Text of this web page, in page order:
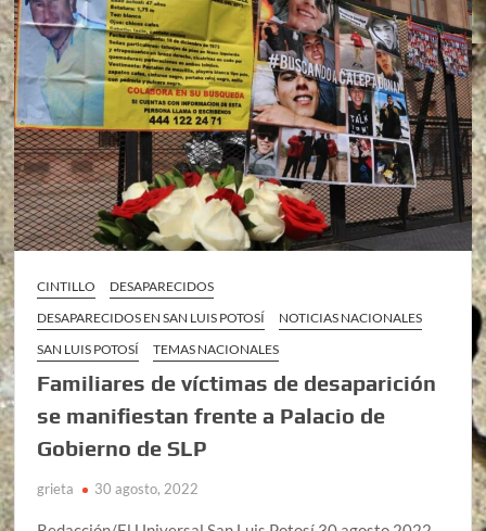
CINTILLO
DESAPARECIDOS
DESAPARECIDOS EN SAN LUIS POTOSÍ
NOTICIAS NACIONALES
SAN LUIS POTOSÍ
TEMAS NACIONALES
Familiares de víctimas de desaparición
se manifiestan frente a Palacio de
Gobierno de SLP
grieta 30 agosto, 2022